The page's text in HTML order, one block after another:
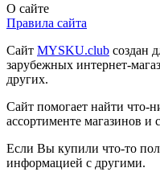
О сайте
Правила сайта
Сайт MYSKU.club cоздан
зарубежных интернет-
других.
Сайт помогает найти что-
ассортименте магазинов и
Если Вы купили что-то
информацией с другими.